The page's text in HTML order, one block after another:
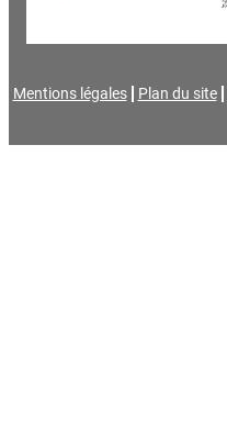
Mentions légales Plan du site